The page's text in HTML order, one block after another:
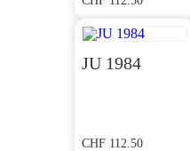
JU 1984
CHF 112.50